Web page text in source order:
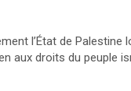
l’État de Palestine
aux droits du peuple